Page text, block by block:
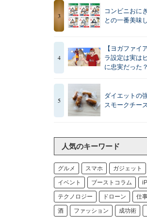
3
コンビニおに
との一番美味
4
【ヨガファイ
ラ設定は実は
に忠実だった
5
ダイエットの
スモークチー
人気のキーワード
グルメ スマホ ガジェット
イベント ブーストコラム
テクノロジー ドローン 仕
酒 ファッション 成功術